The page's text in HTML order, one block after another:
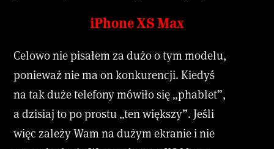
iPhone XS Max
Celowo nie pisałem za dużo o tym modelu,
ponieważ nie ma on konkurencji. Kiedyś
na tak duże telefony mówiło się „phablet”,
a dzisiaj to po prostu „ten większy”. Jeśli
więc zależy Wam na dużym ekranie i nie